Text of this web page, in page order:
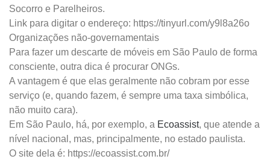
Socorro e Parelheiros.
Link para digitar o endereço: https://tinyurl.com/y9l8a26o
Organizações não-governamentais
Para fazer um descarte de móveis em São Paulo de forma
consciente, outra dica é procurar ONGs.
A vantagem é que elas geralmente não cobram por esse
serviço (e, quando fazem, é sempre uma taxa simbólica,
não muito cara).
Em São Paulo, há, por exemplo, a Ecoassist, que atende a
nível nacional, mas, principalmente, no estado paulista.
O site dela é: https://ecoassist.com.br/